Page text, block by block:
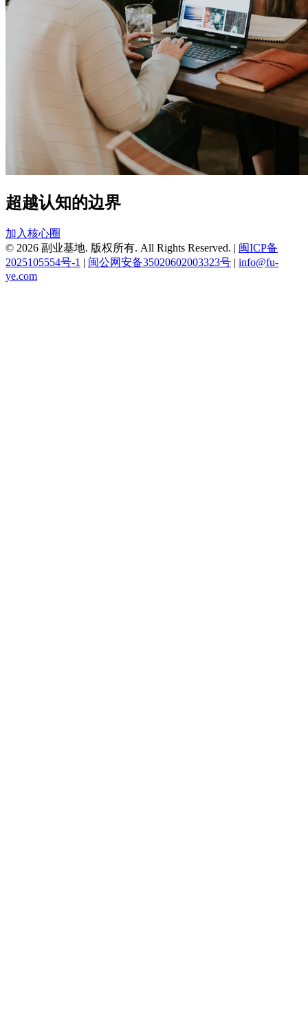
超越认知的边界
加入核心圈
© 2026 副业基地. 版权所有. All Rights Reserved. | 闽ICP备
2025105554号-1 | 闽公网安备35020602003323号 | info@fu-
ye.com